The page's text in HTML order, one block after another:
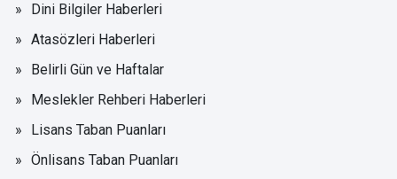
Dini Bilgiler Haberleri
Atasözleri Haberleri
Belirli Gün ve Haftalar
Meslekler Rehberi Haberleri
Lisans Taban Puanları
Önlisans Taban Puanları